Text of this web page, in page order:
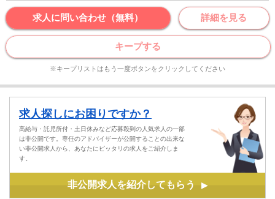
求人に問い合わせ（無料） 詳細を見る
キープする
※キープリストはもう一度ボタンをクリックしてください
求人探しにお困りですか？
高給与・託児所付・土日休みなど応募殺到の人気求人の一部
は非公開です。専任のアドバイザーが公開することの出来な
い非公開求人から、あなたにピッタリの求人をご紹介しま
す。
非公開求人を紹介してもらう ▶